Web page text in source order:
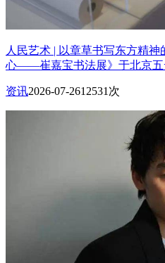
人民艺术 | 以章草书写东方精
心——崔嘉宝书法展》于北京五
资讯2026-07-2612531次